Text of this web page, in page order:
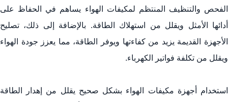
الفحص والتنظيف المنتظم لمكيفات الهواء يساهم في الحفاظ على
أدائها الأمثل ويقلل من استهلاك الطاقة. بالإضافة إلى ذلك، تصليح
الأجهزة القديمة يزيد من كفاءتها ويوفر الطاقة، مما يعزز جودة الهواء
ويقلل من تكلفة فواتير الكهرباء.
استخدام أجهزة مكيفات الهواء بشكل صحيح يقلل من إهدار الطاقة